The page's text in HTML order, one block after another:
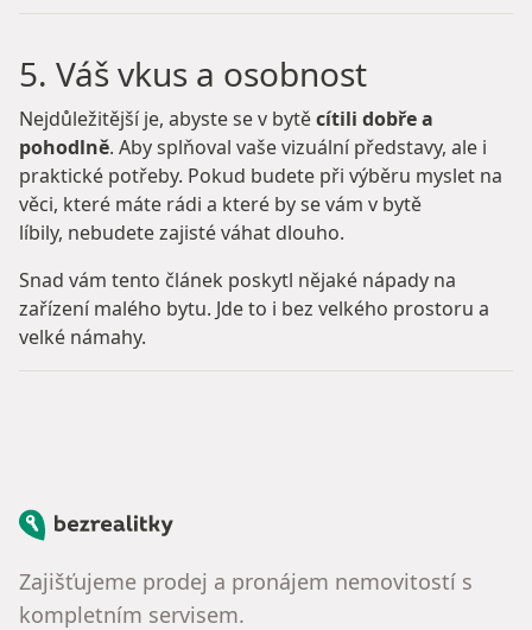
5. Váš vkus a osobnost
Nejdůležitější je, abyste se v bytěcítili dobře a
pohodlně. Aby splňoval vaše vizuální představy, ale i
praktické potřeby. Pokud budete při výběru myslet na
věci, které máte rádi a které by se vám v bytě
líbily, nebudete zajisté váhat dlouho.
Snad vám tento článek poskytl nějaké nápady na
zařízení malého bytu. Jde to i bez velkého prostoru a
velké námahy.
Bezrealitky
Zajišťujeme prodej a pronájem nemovitostí s
kompletním servisem.